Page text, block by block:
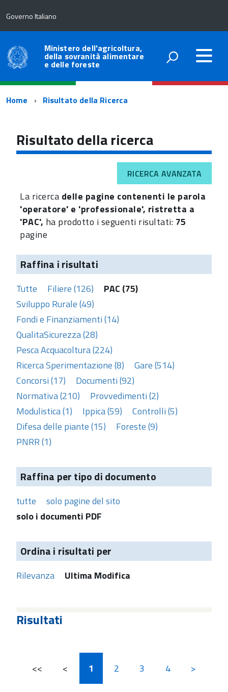
Governo Italiano
Ministero dell'agricoltura,
della sovranità alimentare
e delle foreste
Percorso
navigazione
Home Risultato della Ricerca
Risultato della ricerca
RICERCA AVANZATA
La ricerca delle pagine contenenti le parola
'operatore' e 'professionale', ristretta a
'PAC', ha prodotto i seguenti risultati: 75
pagine
Raffina i risultati
Tutte Filiere (126)
PAC (75)
Sviluppo Rurale (49)
Fondi e Finanziamenti (14)
QualitaSicurezza (28)
Pesca Acquacoltura (224)
Ricerca Sperimentazione (8)
Gare (514)
Concorsi (17)
Documenti (92)
Normativa (210)
Provvedimenti (2)
Modulistica (1)
Ippica (59)
Controlli (5)
Difesa delle piante (15)
Foreste (9)
PNRR (1)
Raffina per tipo di documento
tutte
solo pagine del sito
solo i documenti PDF
Ordina i risultati per
Rilevanza Ultima Modifica
Risultati
<< < 1 2 3 4 >